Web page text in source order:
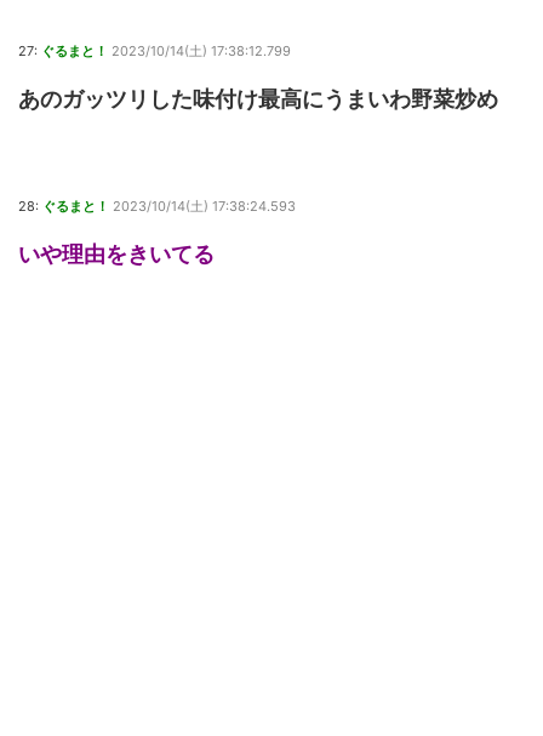
27: ぐるまと！ 2023/10/14(土) 17:38:12.799
あのガッツリした味付け最高にうまいわ野菜炒め
28: ぐるまと！ 2023/10/14(土) 17:38:24.593
いや理由をきいてる